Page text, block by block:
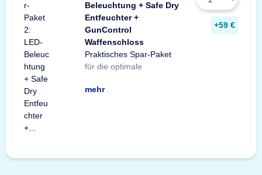
Beleuchtung + Safe Dry
Entfeuchter +
GunControl
Waffenschloss
Praktisches Spar-Paket
für die optimale
Ausstattung Ihres
Waffenschranks. Das
Spar-Paket besteht aus
einer X-Light LED-
Tresorbeleuchtung mit
Bewegungssensor, einem
Safe Dry Entfeuchter für
Schränke und Tresore
sowie einem GunControl
Waffenschloss. Profitieren
Sie von dem
unschlagbaren
mehr
+59 €